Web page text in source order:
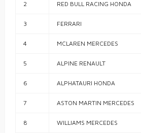
2 RED BULL RACING HONDA
3 FERRARI
4 MCLAREN MERCEDES
5 ALPINE RENAULT
6 ALPHATAURI HONDA
7 ASTON MARTIN MERCEDES
8 WILLIAMS MERCEDES